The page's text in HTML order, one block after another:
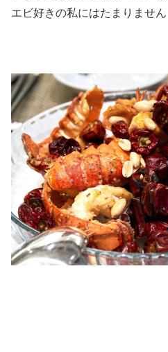
エビ好きの私にはたまりません